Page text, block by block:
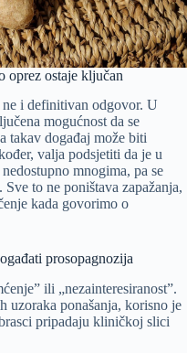
oprez ostaje ključan
i definitivan odgovor. U
mogućnost da se
takav događaj može biti
valja podsjetiti da je u
mnogima, pa se
to ne poništava zapažanja,
kada govorimo o
prosopagnozija
ili „nezainteresiranost”.
uzoraka ponašanja, korisno je
pripadaju kliničkoj slici